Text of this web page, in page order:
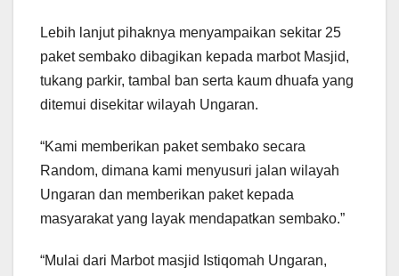
Lebih lanjut pihaknya menyampaikan sekitar 25
paket sembako dibagikan kepada marbot Masjid,
tukang parkir, tambal ban serta kaum dhuafa yang
ditemui disekitar wilayah Ungaran.
“Kami memberikan paket sembako secara
Random, dimana kami menyusuri jalan wilayah
Ungaran dan memberikan paket kepada
masyarakat yang layak mendapatkan sembako.”
“Mulai dari Marbot masjid Istiqomah Ungaran,